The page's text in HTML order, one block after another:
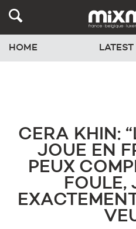
HOME
CERA KHIN:
JOUE EN
PEUX
FOULE,